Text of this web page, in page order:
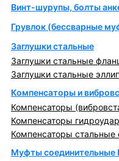
Винт-шурупы, болты
Грувлок (бессварные
Заглушки стальные
Заглушки стальные
Заглушки стальные
Компенсаторы и
Компенсаторы
Компенсаторы
Компенсаторы
Муфты